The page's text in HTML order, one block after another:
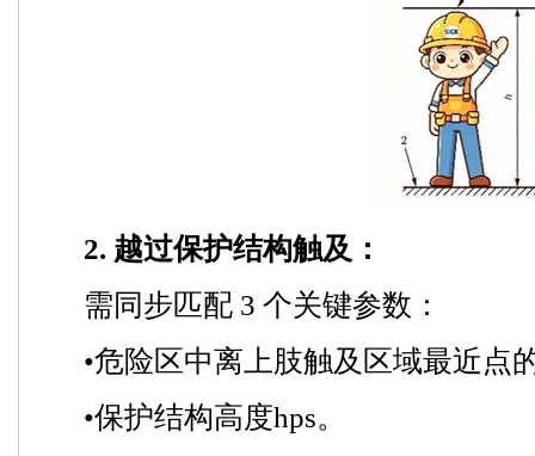
2. 越过保护结构触及：
需同步匹配 3 个关键参数：
•危险区中离上肢触及区域最近点
•保护结构高度hps。